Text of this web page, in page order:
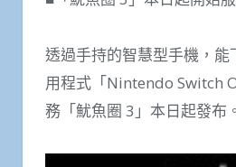
透過手持的智慧型手機，
用程式「Nintendo Switch
務「魷魚圈 3」本日起發布。